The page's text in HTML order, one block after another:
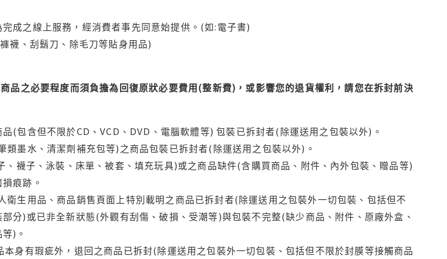
成之線上服務，經消費者事先同意始提供。(如:電子書)
襪、刮鬍刀、除毛刀等貼身用品)
品之必要程度而須負擔為回復原狀必要費用(整新費)，或影響您的退貨權利，請您在拆封前決
(包含但不限於CD、VCD、DVD、電腦軟體等) 包裝已拆封者(除運送用之包裝以外)。
墨水、清潔劑補充包等)之商品包裝已拆封者(除運送用之包裝以外)。
襪子、泳裝、床單、被套、填充玩具)或之商品缺件(含購買商品、附件、內外包裝、贈品等)
痕跡。
生用品、商品銷售頁面上特別載明之商品已拆封者(除運送用之包裝外一切包裝、包括但不
分)或已非全新狀態(外觀有刮傷、破損、受潮等)與包裝不完整(缺少商品、附件、原廠外盒、
)。
身有瑕疵外，退回之商品已拆封(除運送用之包裝外一切包裝、包括但不限於封膜等接觸商品